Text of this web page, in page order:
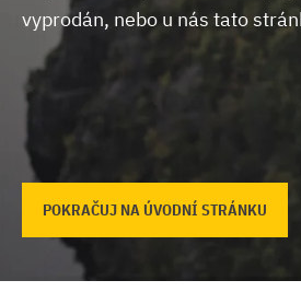
vyprodán, nebo u nás tato
POKRAČUJ NA ÚVODNÍ STRÁNKU